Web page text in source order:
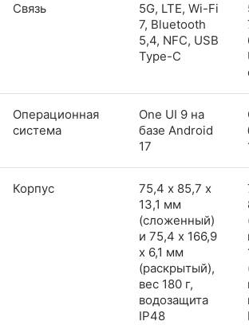
Связь
5G, LTE, Wi-Fi
7, Bluetooth
5,4, NFC, USB
Type-C
Операционная
система
One UI 9 на
базе Android
17
Корпус
75,4 х 85,7 х
13,1 мм
(сложенный)
и 75,4 x 166,9
x 6,1 мм
(раскрытый),
вес 180 г,
водозащита
IP48